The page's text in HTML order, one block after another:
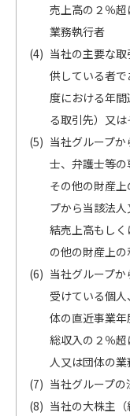
売上高の２％
業務執行者
当社の主要な
供している者
度における年
る取引先）又
当社グループ
士、弁護士等
その他の財産
プから当該法
結売上高もし
の他の財産上
当社グループ
受けている個
体の直近事業
総収入の２％
人又は団体の
当社グループ
当社の大株主